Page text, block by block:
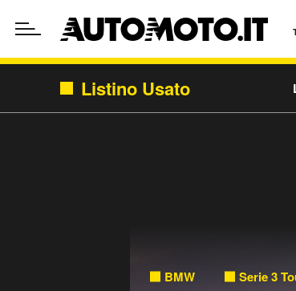
Listino Usato
BMW Serie 3